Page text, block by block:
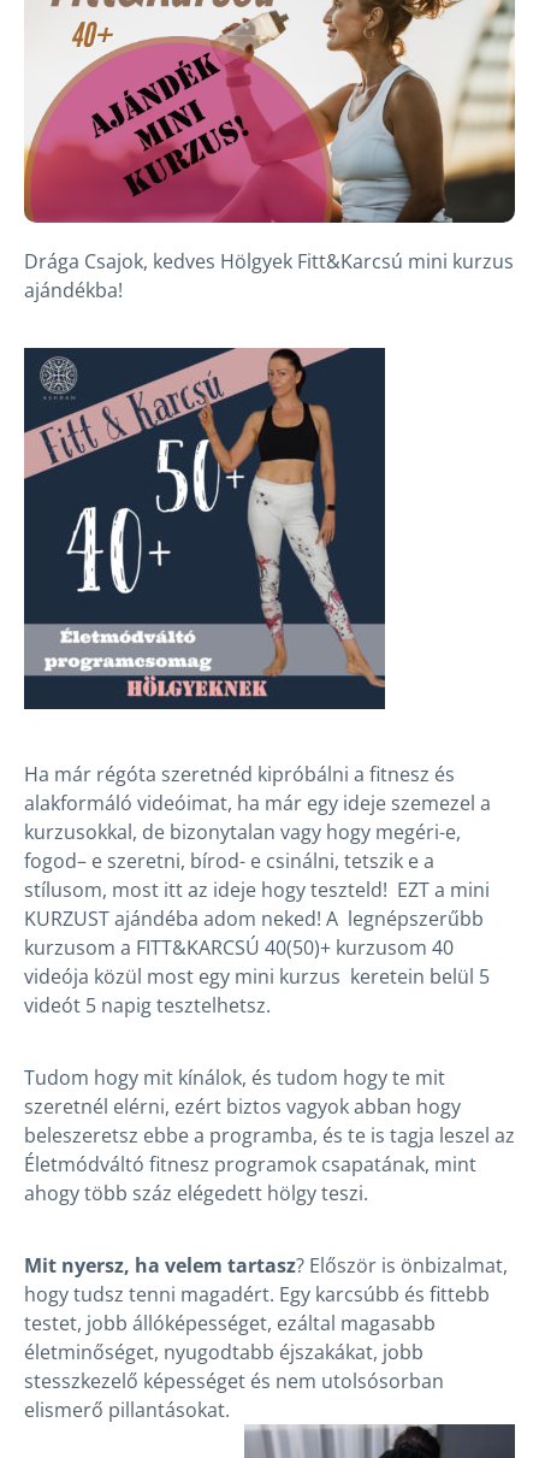
Drága Csajok, kedves Hölgyek Fitt&Karcsú mini kurzus
ajándékba!
Ha már régóta szeretnéd kipróbálni a fitnesz és
alakformáló videóimat, ha már egy ideje szemezel a
kurzusokkal, de bizonytalan vagy hogy megéri-e,
fogod– e szeretni, bírod- e csinálni, tetszik e a
stílusom, most itt az ideje hogy teszteld! EZT a mini
KURZUST ajándéba adom neked! A legnépszerűbb
kurzusom a FITT&KARCSÚ 40(50)+ kurzusom 40
videója közül most egy mini kurzus keretein belül 5
videót 5 napig tesztelhetsz.
Tudom hogy mit kínálok, és tudom hogy te mit
szeretnél elérni, ezért biztos vagyok abban hogy
beleszeretsz ebbe a programba, és te is tagja leszel az
Életmódváltó fitnesz programok csapatának, mint
ahogy több száz elégedett hölgy teszi.
Mit nyersz, ha velem tartasz? Először is önbizalmat,
hogy tudsz tenni magadért. Egy karcsúbb és fittebb
testet, jobb állóképességet, ezáltal magasabb
életminőséget, nyugodtabb éjszakákat, jobb
stesszkezelő képességet és nem utolsósorban
elismerő pillantásokat.